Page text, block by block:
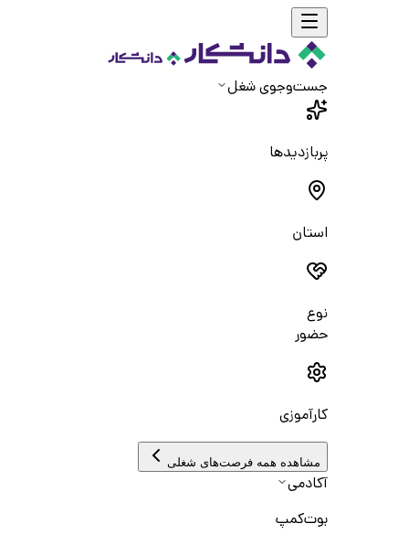
جست‌و‌جوی شغل
پربازدیدها
استان
نوع
حضور
کارآموزی
مشاهده همه فرصت‌های شغلی
آکادمی
بوت‌کمپ